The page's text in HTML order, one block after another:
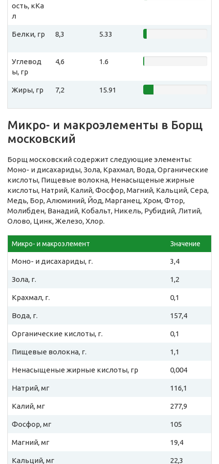
ость, кКа
л
Белки, гр 8,3 5.33
Углевод
ы, гр
4,6 1.6
Жиры, гр 7,2 15.91
Микро- и макроэлементы в Борщ
московский
Борщ московский содержит следующие элементы:
Моно- и дисахариды, Зола, Крахмал, Вода, Органические
кислоты, Пищевые волокна, Ненасыщеные жирные
кислоты, Натрий, Калий, Фосфор, Магний, Кальций, Сера,
Медь, Бор, Алюминий, Йод, Марганец, Хром, Фтор,
Молибден, Ванадий, Кобальт, Никель, Рубидий, Литий,
Олово, Цинк, Железо, Хлор.
Микро- и макроэлемент Значение
Моно- и дисахариды, г. 3,4
Зола, г. 1,2
Крахмал, г. 0,1
Вода, г. 157,4
Органические кислоты, г. 0,1
Пищевые волокна, г. 1,1
Ненасыщеные жирные кислоты, гр 0,004
Натрий, мг 116,1
Калий, мг 277,9
Фосфор, мг 105
Магний, мг 19,4
Кальций, мг 22,3